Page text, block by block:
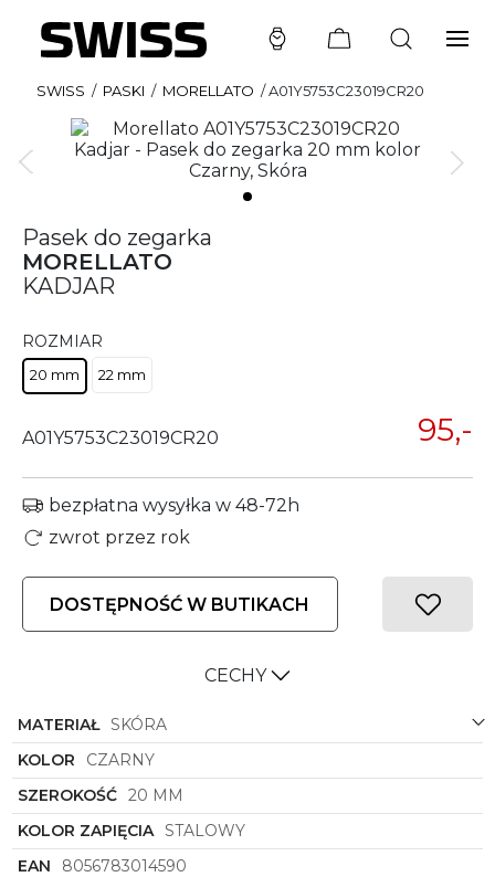
SWISS / PASKI / MORELLATO /A01Y5753C23019CR20
Pasek do zegarka
MORELLATO
KADJAR
ROZMIAR
20 mm 22 mm
A01Y5753C23019CR20 95,-
bezpłatna wysyłka w 48-72h
zwrot przez rok
DOSTĘPNOŚĆ W BUTIKACH
CECHY
MATERIAŁ SKÓRA
KOLOR
CZARNY
SZEROKOŚĆ 20 MM
KOLOR ZAPIĘCIA STALOWY
EAN
8056783014590